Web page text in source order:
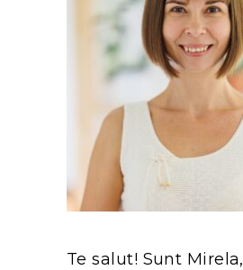
Te salut! Sunt Mirela,